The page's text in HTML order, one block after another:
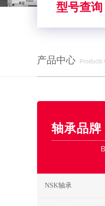
型号查询
产品中心
Products
轴承品牌
NSK轴承